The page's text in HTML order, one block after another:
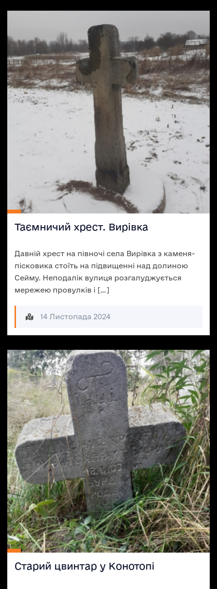
Таємничий хрест. Вирівка
Давній хрест на півночі села Вирівка з каменя-
пісковика стоїть на підвищенні над долиною
Сейму. Неподалік вулиця розгалуджується
мережею провулків і […]
14 Листопада 2024
Старий цвинтар у Конотопі